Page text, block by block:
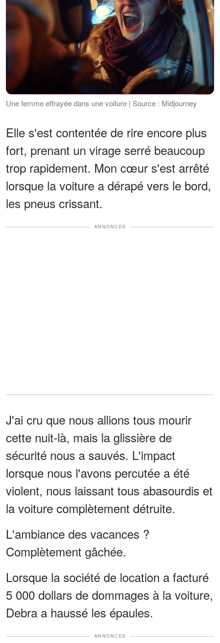
Une femme effrayée dans une voiture | Source : Midjourney
Elle s'est contentée de rire encore plus
fort, prenant un virage serré beaucoup
trop rapidement. Mon cœur s'est arrêté
lorsque la voiture a dérapé vers le bord,
les pneus crissant.
ANNONCES
J'ai cru que nous allions tous mourir
cette nuit-là, mais la glissière de
sécurité nous a sauvés. L'impact
lorsque nous l'avons percutée a été
violent, nous laissant tous abasourdis et
la voiture complètement détruite.
L'ambiance des vacances ?
Complètement gâchée.
Lorsque la société de location a facturé
5 000 dollars de dommages à la voiture,
Debra a haussé les épaules.
ANNONCES